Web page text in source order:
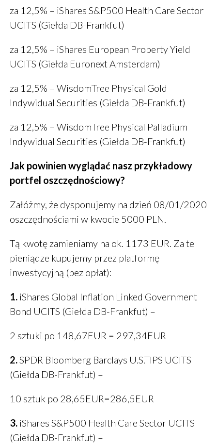
za 12,5% – iShares S&P500 Health Care Sector
UCITS (Giełda DB-Frankfut)
za 12,5% – iShares European Property Yield
UCITS (Giełda Euronext Amsterdam)
za 12,5% – WisdomTree Physical Gold
Indywidual Securities (Giełda DB-Frankfut)
za 12,5% – WisdomTree Physical Palladium
Indywidual Securities (Giełda DB-Frankfut)
Jak powinien wyglądać nasz przykładowy
portfel oszczędnościowy?
Załóżmy, że dysponujemy na dzień 08/01/2020
oszczędnościami w kwocie 5000 PLN.
Tą kwotę zamieniamy na ok. 1173 EUR. Za te
pieniądze kupujemy przez platformę
inwestycyjną (bez opłat):
1. iShares Global Inflation Linked Government
Bond UCITS (Giełda DB-Frankfut) –
2 sztuki po 148,67EUR = 297,34EUR
2.SPDR Bloomberg Barclays U.S.TIPS UCITS
(Giełda DB-Frankfut) –
10 sztuk po 28,65EUR=286,5EUR
3. iShares S&P500 Health Care Sector UCITS
(Giełda DB-Frankfut) –